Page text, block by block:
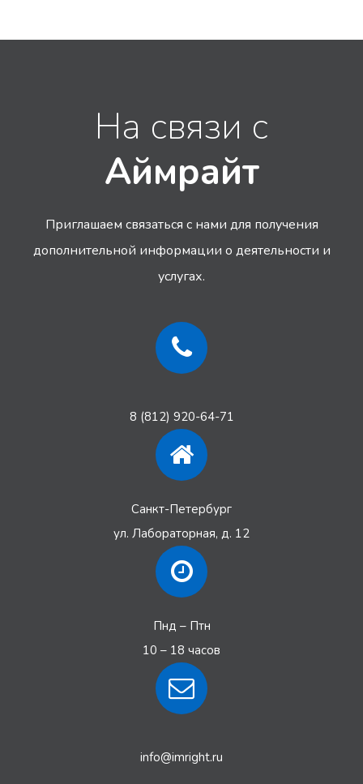
На связи с
Аймрайт
Приглашаем связаться с нами для получения
дополнительной информации о деятельности и
услугах.
8 (812) 920-64-71
Санкт-Петербург
ул. Лабораторная, д. 12
Пнд – Птн
10 – 18 часов
info@imright.ru